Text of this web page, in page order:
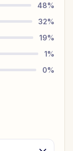
48%
32%
19%
1%
0%